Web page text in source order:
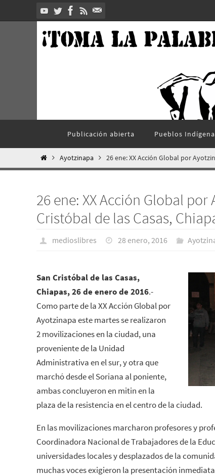
al
contenido
Publicación abierta Pueblos
InicioAyotzinapa 26 ene: XX Acción Global por
26 ene: XX Acción Global
Cristóbal de las Casas,
medioslibres 28 enero, 2016
San Cristóbal de las Casas,
Chiapas, 26 de enero de 2016.-
Como parte de la XX Acción Global por
Ayotzinapa este martes se realizaron
2 movilizaciones en la ciudad, una
proveniente de la Unidad
Administrativa en el sur, y otra que
marchó desde el Soriana al poniente,
ambas concluyeron en mitin en la
plaza de la resistencia en el centro de la ciudad.
En las movilizaciones marcharon profesores y
Coordinadora Nacional de Trabajadores de la
universidades locales y desplazados de la
muchas voces exigieron la presentación